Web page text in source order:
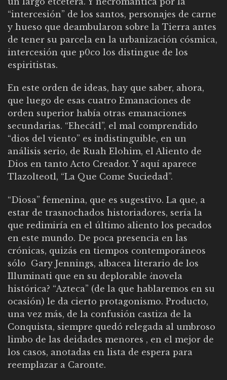
“intercesión” de los santos, personajes de carne
y hueso que deambularon sobre la Tierra antes
de tener su parcela en la urbanización cósmica,
intercesión que p0co los distingue de los
espiritistas.
En este orden de ideas, hay que saber, ahora,
que luego de esas cuatro Emanaciones de
orden superior había otras emanaciones
secundarias. “Ehecátl”, el mal comprendido
“dios del viento” es indistinguible, en un
análisis serio, de Ruah Elohim, el Aliento de
Dios en tanto Acto Creador. Y aquí aparece
Tlazolteotl, “La Que Come Suciedad”.
“Diosa” femenina, que es sugestivo. La que, a
estar de trasnochados historiadores, sería la
que redimiría en el último aliento los pecados
en este mundo. De poca presencia en las
crónicas, quizás en tiempos contemporáneos
sólo Gary Jennings, albacea literario de los
Illuminati que en su deplorable ¿novela
histórica? “Azteca” (de la que hablaremos en su
ocasión) le da cierto protagonismo. Producto,
una vez más, de la confusión castiza de la
Conquista, siempre quedó relegada al umbroso
limbo de las deidades menores , en el mejor de
los casos, anotadas en lista de espera para
reemplazar a Caronte.